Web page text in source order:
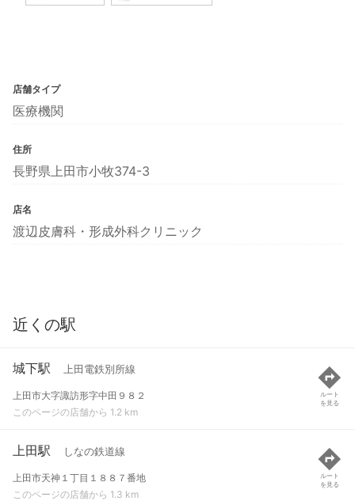
店舗タイプ
医療機関
住所
長野県上田市小牧374-3
店名
渡辺皮膚科・形成外科クリニック
近くの駅
城下駅 上田電鉄別所線
上田市大字諏訪形字中田９８２
このページの店舗から 1.2 km
ルート
を見る
上田駅 しなの鉄道線
上田市天神１丁目１８８７番地
このページの店舗から 1.3 km
ルート
を見る